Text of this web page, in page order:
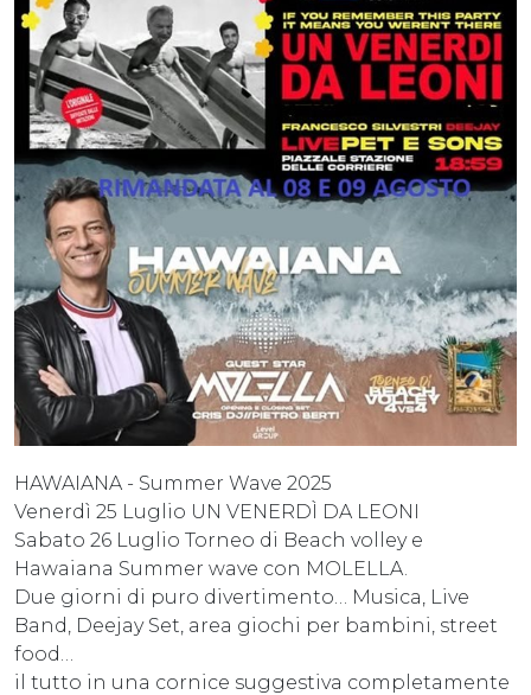
HAWAIANA - Summer Wave 2025
Venerdì 25 Luglio UN VENERDÌ DA LEONI
Sabato 26 Luglio Torneo di Beach volley e
Hawaiana Summer wave con MOLELLA.
Due giorni di puro divertimento… Musica, Live
Band, Deejay Set, area giochi per bambini, street
food…
il tutto in una cornice suggestiva completamente